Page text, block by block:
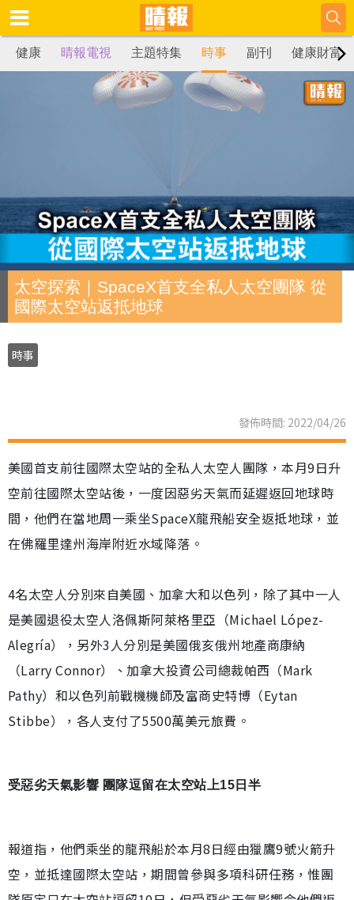
健康 晴報電視 主題特集 時事 副刊 健康財富
太空探索｜SpaceX首支全私人太空團隊 從
國際太空站返抵地球
時事
發佈時間: 2022/04/26
美國首支前往國際太空站的全私人太空人團隊，本月9日升
空前往國際太空站後，一度因惡劣天氣而延遲返回地球時
間，他們在當地周一乘坐SpaceX龍飛船安全返抵地球，並
在佛羅里達州海岸附近水域降落。
4名太空人分別來自美國、加拿大和以色列，除了其中一人
是美國退役太空人洛佩斯阿萊格里亞（Michael López-
Alegría），另外3人分別是美國俄亥俄州地產商康納
（Larry Connor）、加拿大投資公司總裁帕西（Mark
Pathy）和以色列前戰機機師及富商史特博（Eytan
Stibbe），各人支付了5500萬美元旅費。
受惡劣天氣影響 團隊逗留在太空站上15日半
報道指，他們乘坐的龍飛船於本月8日經由獵鷹9號火箭升
空，並抵達國際太空站，期間曾參與多項科研任務，惟團